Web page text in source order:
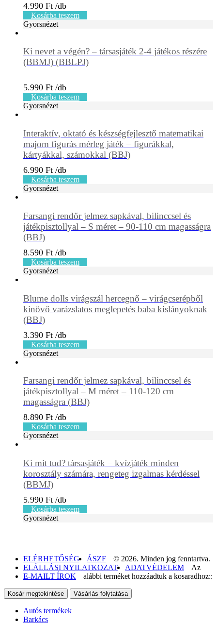
4.990 Ft
Kosárba teszem
Gyorsnézet
Ki nevet a végén? – társasjáték 2-4 játékos részére
(BBMJ) (BBLPJ)
5.990 Ft
Kosárba teszem
Gyorsnézet
Interaktív, oktató és készségfejlesztő matematikai
majom figurás mérleg játék – figurákkal,
kártyákkal, számokkal (BBJ)
6.990 Ft
Kosárba teszem
Gyorsnézet
Farsangi rendőr jelmez sapkával, bilinccsel és
játékpisztollyal – S méret – 90-110 cm magasságra
(BBJ)
8.590 Ft
Kosárba teszem
Gyorsnézet
Blume dolls virágszál hercegnő – virágcserépből
kinövő varázslatos meglepetés baba kislányoknak
(BBJ)
3.390 Ft
Kosárba teszem
Gyorsnézet
Farsangi rendőr jelmez sapkával, bilinccsel és
játékpisztollyal – M méret – 110-120 cm
magasságra (BBJ)
8.890 Ft
Kosárba teszem
Gyorsnézet
Ki mit tud? társasjáték – kvízjáték minden
korosztály számára, rengeteg izgalmas kérdéssel
(BBMJ)
5.990 Ft
Kosárba teszem
Gyorsnézet
ELÉRHETŐSÉG
ÁSZF
ELÁLLÁSI NYILATKOZAT
ADATVÉDELEM
E-MAILT ÍROK
© 2026. Minden jog fenntartva.
Az
alábbi terméket hozzáadtuk a kosaradhoz::
Kosár megtekintése Vásárlás folytatása
Autós termékek
Barkács